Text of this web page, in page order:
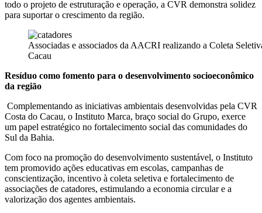
todo o projeto de estruturação e operação, a CVR demonstra solidez
para suportar o crescimento da região.
Associadas e associados da AACRI realizando a Coleta
Cacau
Resíduo como fomento para o desenvolvimento socioeconômico
da região
Complementando as iniciativas ambientais desenvolvidas pela CVR
Costa do Cacau, o Instituto Marca, braço social do Grupo, exerce
um papel estratégico no fortalecimento social das comunidades do
Sul da Bahia.
Com foco na promoção do desenvolvimento sustentável, o Instituto
tem promovido ações educativas em escolas, campanhas de
conscientização, incentivo à coleta seletiva e fortalecimento de
associações de catadores, estimulando a economia circular e a
valorização dos agentes ambientais.